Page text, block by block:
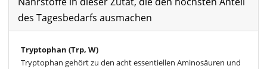
des Tagesbedarfs ausmachen
Tryptophan (Trp, W)
Tryptophan gehört zu den acht essentiellen Aminosäuren und